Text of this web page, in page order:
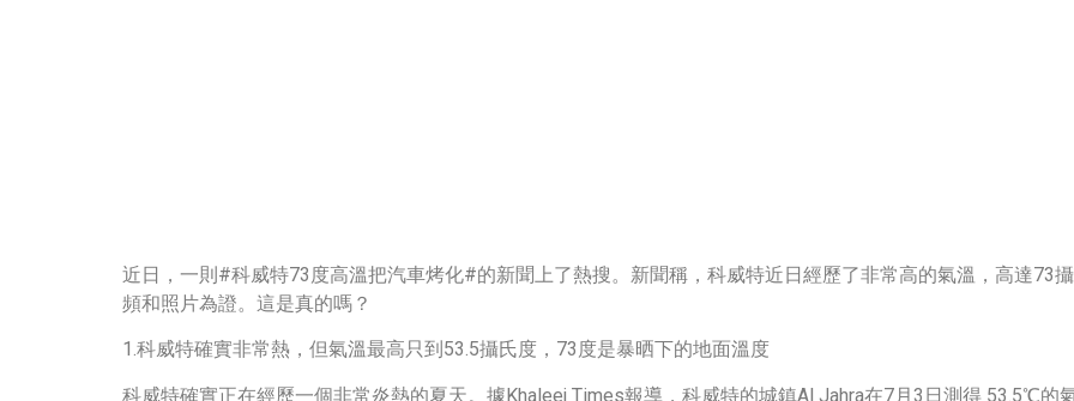
近日，一則#科威特73度高溫把汽車烤化#的新聞上了熱搜。新聞稱，科威特近日經歷了非常高的氣溫，高達73
頻和照片為證。這是真的嗎？
1.科威特確實非常熱，但氣溫最高只到53.5攝氏度，73度是暴晒下的地面溫度
科威特確實正在經歷一個非常炎熱的夏天。據Khaleej Times報導，科威特的城鎮Al Jahra在7月3日測得 53.5℃的